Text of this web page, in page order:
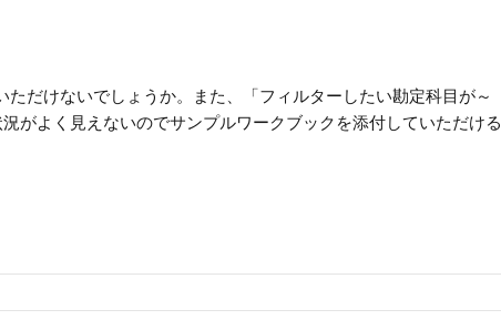
ただけないでしょうか。また、「フィルターしたい勘定科目が～
がよく見えないのでサンプルワークブックを添付していただける